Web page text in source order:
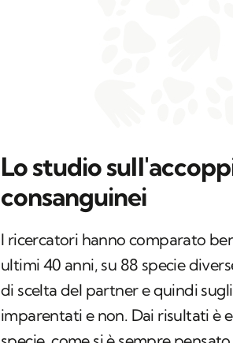
Lo studio
consanguinei
I ricercatori hanno comparato
ultimi 40 anni, su 88 specie
di scelta del partner e quindi
imparentati e non. Dai risultati è